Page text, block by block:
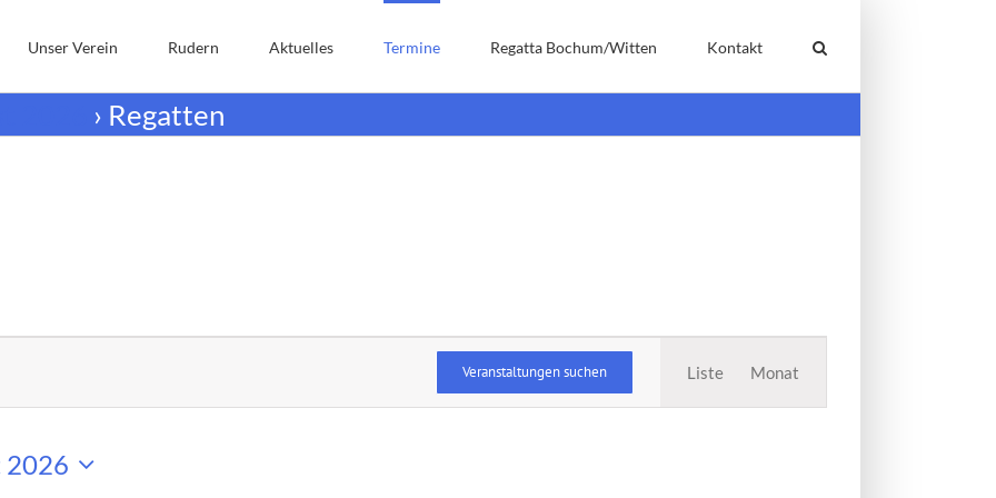
Unser Verein Rudern Aktuelles Termine Regatta Bochum/Witten Kontakt
› Regatten
Veranstaltungen suchen
Ansichten-
Liste Monat
2026